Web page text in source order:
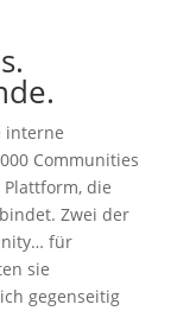
interne
Communities
Plattform, die
Zwei der
für
sie
gegenseitig